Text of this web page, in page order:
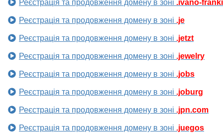
Реєстрація та продовження домену в зоні .ivano-
Реєстрація та продовження домену в зоні .je
Реєстрація та продовження домену в зоні .jetzt
Реєстрація та продовження домену в зоні .jewelry
Реєстрація та продовження домену в зоні .jobs
Реєстрація та продовження домену в зоні .joburg
Реєстрація та продовження домену в зоні .jpn.com
Реєстрація та продовження домену в зоні .juegos